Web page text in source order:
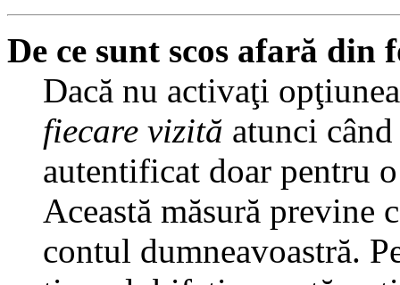
De ce sunt scos afară din
Dacă nu activaţi
fiecare vizită atunci
autentificat doar pentru
Această măsură previne
contul dumneavoastră.